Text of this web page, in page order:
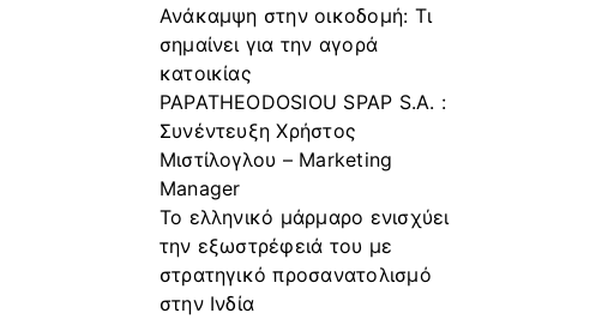
Ανάκαμψη στην οικοδομή: Τι
σημαίνει για την αγορά
κατοικίας
PAPATHEODOSIOU SPAP S.A. :
Συνέντευξη Χρήστος
Μιστίλογλου – Marketing
Manager
Το ελληνικό μάρμαρο ενισχύει
την εξωστρέφειά του με
στρατηγικό προσανατολισμό
στην Ινδία